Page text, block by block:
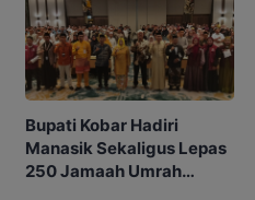
Bupati Kobar Hadiri
Manasik Sekaligus Lepas
250 Jamaah Umrah